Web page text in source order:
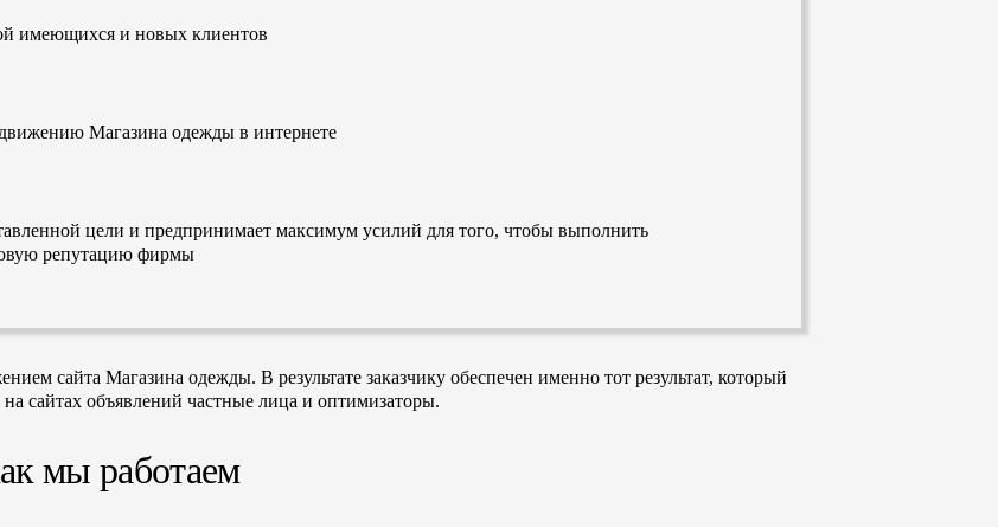
имеющихся и новых клиентов
Магазина одежды в интернете
цели и предпринимает максимум усилий для того, чтобы выполнить
репутацию фирмы
сайта Магазина одежды. В результате заказчику обеспечен именно тот результат, который
сайтах объявлений частные лица и оптимизаторы.
мы работаем